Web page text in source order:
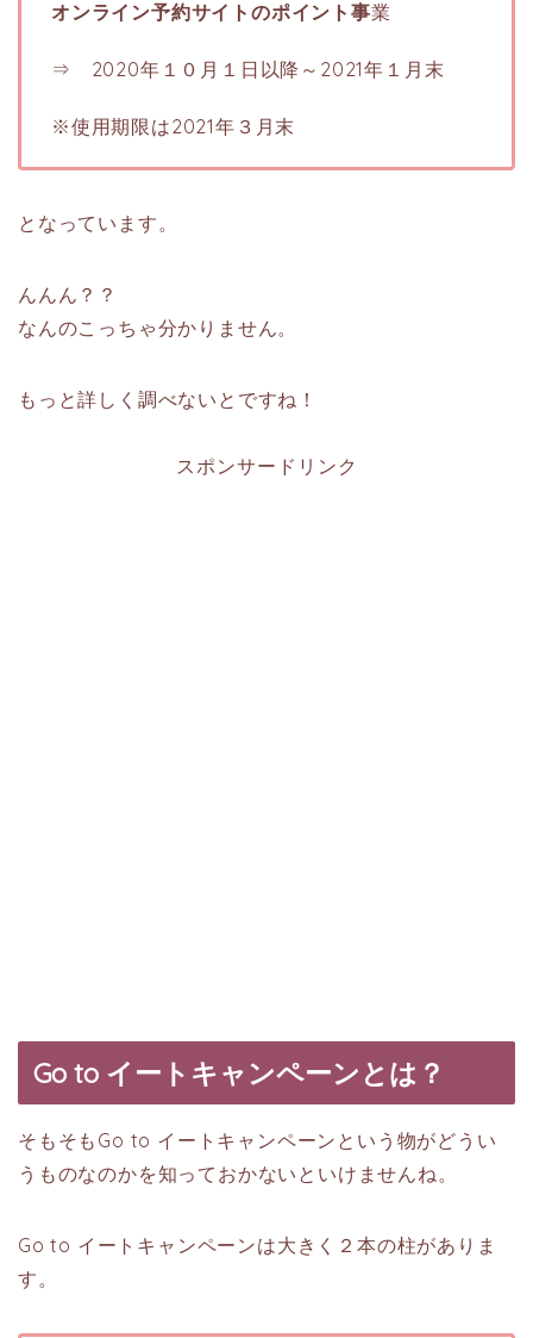
オンライン予約サイトのポイント事業
⇒ 2020年１０月１日以降～2021年１月末
※使用期限は2021年３月末
となっています。
んんん？？
なんのこっちゃ分かりません。
もっと詳しく調べないとですね！
スポンサードリンク
Go to イートキャンペーンとは？
そもそもGo to イートキャンペーンという物がどうい
うものなのかを知っておかないといけませんね。
Go to イートキャンペーンは大きく２本の柱がありま
す。